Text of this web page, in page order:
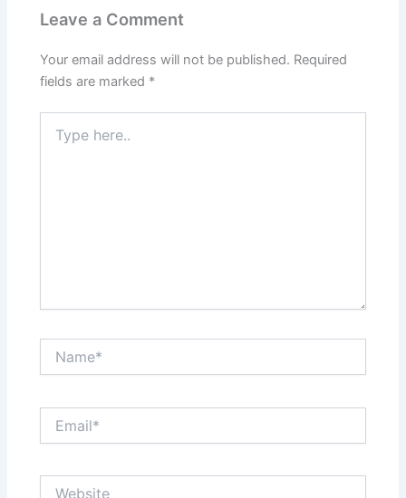
Leave a Comment
Your email address will not be published. Required
fields are marked *
here..